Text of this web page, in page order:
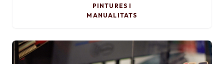
PINTURES I
MANUALITATS